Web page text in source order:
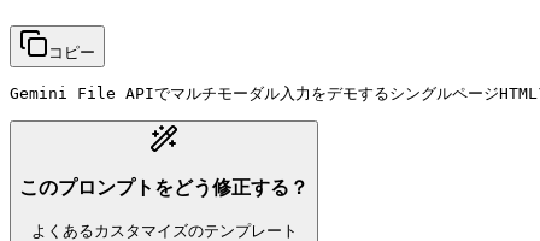
コピー
Gemini File APIでマルチモーダル入力をデモするシングルページHTML
このプロンプトをどう修正する？
よくあるカスタマイズのテンプレート